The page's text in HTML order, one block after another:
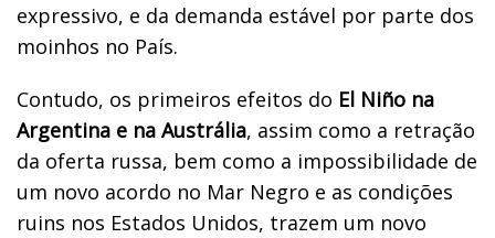
expressivo, e da demanda estável por parte dos
moinhos no País.
Contudo, os primeiros efeitos do El Niño na
Argentina e na Austrália, assim como a retração
da oferta russa, bem como a impossibilidade de
um novo acordo no Mar Negro e as condições
ruins nos Estados Unidos, trazem um novo